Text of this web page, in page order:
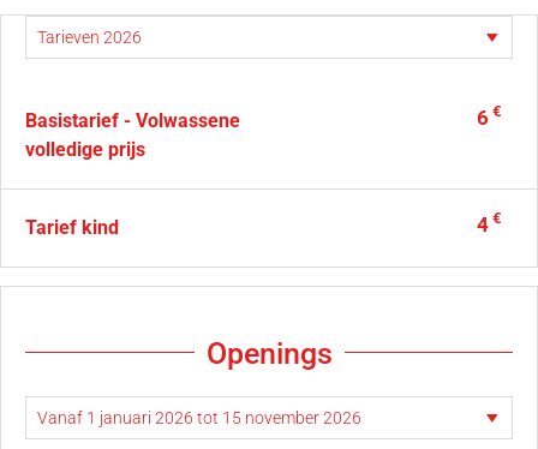
Basistarief - Volwassene
volledige prijs
6 €
Tarief kind 4 €
Openings